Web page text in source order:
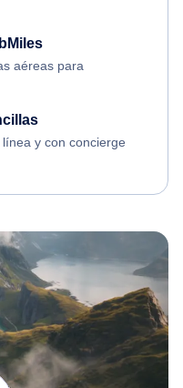
aéreas para
y con concierge